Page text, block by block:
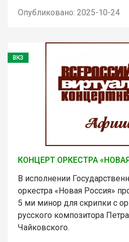
Опубликовано: 2025-10-24
ВКЗ
КОНЦЕРТ ОРКЕСТРА
В исполнении
оркестра «Новая Россия»
5 ми минор для скрипки с
русского композитора
Чайковского.